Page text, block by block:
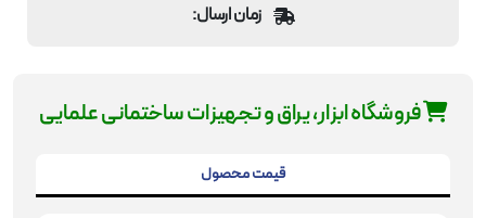
زمان ارسال:
فروشگاه ابزار، یراق و تجهیزات ساختمانی علمایی
قیمت محصول